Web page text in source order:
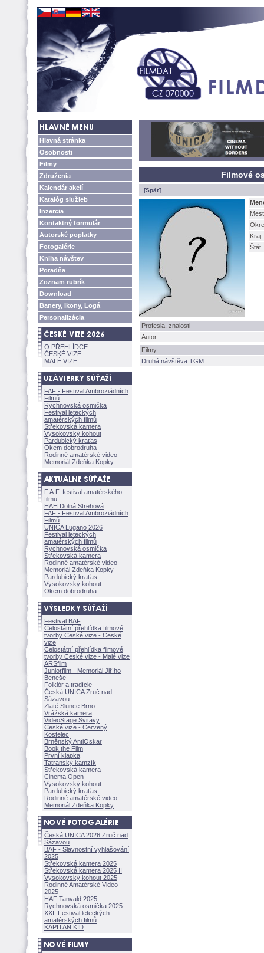
Hlavná stránka
Osobnosti
Filmy
Združenia
Kalendár akcií
Katalóg služieb
Inzercia
Kontaktný formulár
Autorské poplatky
Fotogalérie
Kniha návštev
Poradňa
Zoznam rubrík
Download
Banery, Ikony, Log
Personalizácia
O PŘEHLÍDCE
ČESKÉ VIZE
MALÉ VIZE
FAF - Festival Ambroziádních
Filmů
Rychnovská osmička
Festival leteckých
amatérských filmů
Střekovská kamera
Vysokovský kohout
Pardubický kraťas
Okem dobrodruha
Rodinné amatérské video -
Memoriál Zdeňka Kopky
F.A.F. festival amatérského
filmu
HAH Dolná Strehov
FAF - Festival Ambroziádních
Filmů
UNICA Lugano 2026
Festival leteckých
amatérských filmů
Rychnovská osmička
Střekovská kamera
Rodinné amatérské video -
Memoriál Zdeňka Kopky
Pardubický kraťas
Vysokovský kohout
Okem dobrodruha
Festival BAF
Celostátní přehlídka filmové
tvorby České vize - České
vize
Celostátní přehlídka filmové
tvorby České vize - Malé vize
ARSfilm
Juniorfilm - Memoriál Jiřího
Beneše
Folklór a tradície
Česká UNICA Zruč nad
Sázavou
Zlaté Slunce Brno
Vrážská kamera
VideoStage Svitavy
České vize - Červený
Kostelec
Brněnský AntiOskar
Book the Film
První klapka
Tatranský kamzík
Střekovská kamera
Cinema Open
Vysokovský kohout
Pardubický kraťas
Rodinné amatérské video -
Memoriál Zdeňka Kopky
Česká UNICA 2026 Zruč nad
Sázavou
BAF - Slavnostní vyhlašování
2025
Střekovská kamera 2025
Střekovská kamera 2025 II
Vysokovský kohout 2025
Rodinné Amatérské Video
2025
HAF Tanvald 2025
Rychnovská osmička 2025
XXI. Festival leteckých
amatérských filmů
KAPITÁN KID
Filmové
[Späť]
Kraj
tát
Profesia, znalosti
Autor
Filmy
Druhá návštěva TGM